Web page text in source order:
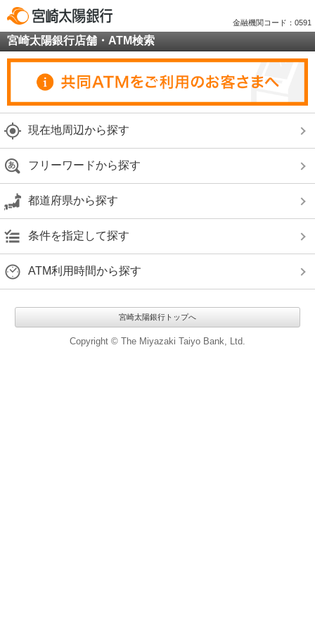
金融機関コード：0591
宮崎太陽銀行店舗・ATM検索
現在地周辺から探す
フリーワードから探す
都道府県から探す
条件を指定して探す
ATM利用時間から探す
宮崎太陽銀行トップへ
Copyright © The Miyazaki Taiyo Bank, Ltd.